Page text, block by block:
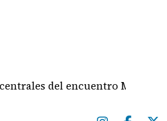
del encuentro Mulino - de la